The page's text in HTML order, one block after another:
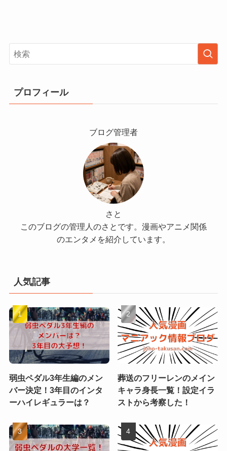
プロフィール
ブログ管理者
さと
このブログの管理人のさとです。漫画やアニメ関係
のエンタメを紹介しています。
人気記事
弱虫ペダル3年生編のメン
バー決定！3年目のインタ
ーハイレギュラーは？
葬送のフリーレンのメイン
キャラ身長一覧！設定イラ
ストから考察した！